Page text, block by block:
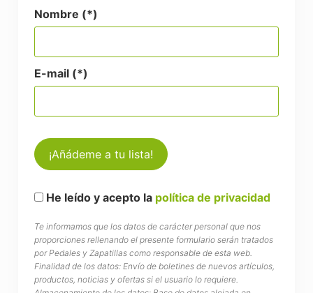
Nombre (*)
E-mail (*)
He leído y acepto la política de privacidad
Te informamos que los datos de carácter personal que nos
proporciones rellenando el presente formulario serán tratados
por Pedales y Zapatillas como responsable de esta web.
Finalidad de los datos: Envío de boletines de nuevos artículos,
productos, noticias y ofertas si el usuario lo requiere.